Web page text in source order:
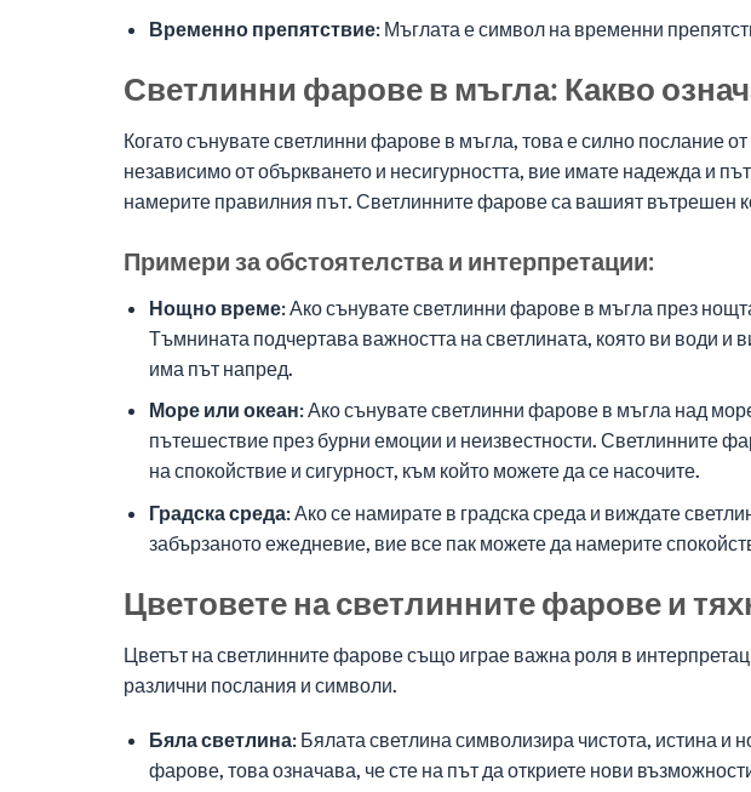
Временно препятствие:Мъглата е символ на временни
Светлинни фарове в мъгла: Какво
Когато сънувате светлинни фарове в мъгла, това е силно послание
независимо от объркването и несигурността, вие имате надежда и
намерите правилния път. Светлинните фарове са вашият вътрешен
Примери за обстоятелства и интерпретации:
Нощно време:Ако сънувате светлинни фарове в мъгла през
Тъмнината подчертава важността на светлината, която ви води и
има път напред.
Море или океан:Ако сънувате светлинни фарове в мъгла над
пътешествие през бурни емоции и неизвестности. Светлинните
на спокойствие и сигурност, към който можете да се насочите.
Градска среда:Ако се намирате в градска среда и виждате
забързаното ежедневие, вие все пак можете да намерите
Цветовете на светлинните фарове и
Цветът на светлинните фарове също играе важна роля в
различни послания и символи.
Бяла светлина:Бялата светлина символизира чистота, истина и
фарове, това означава, че сте на път да откриете нови